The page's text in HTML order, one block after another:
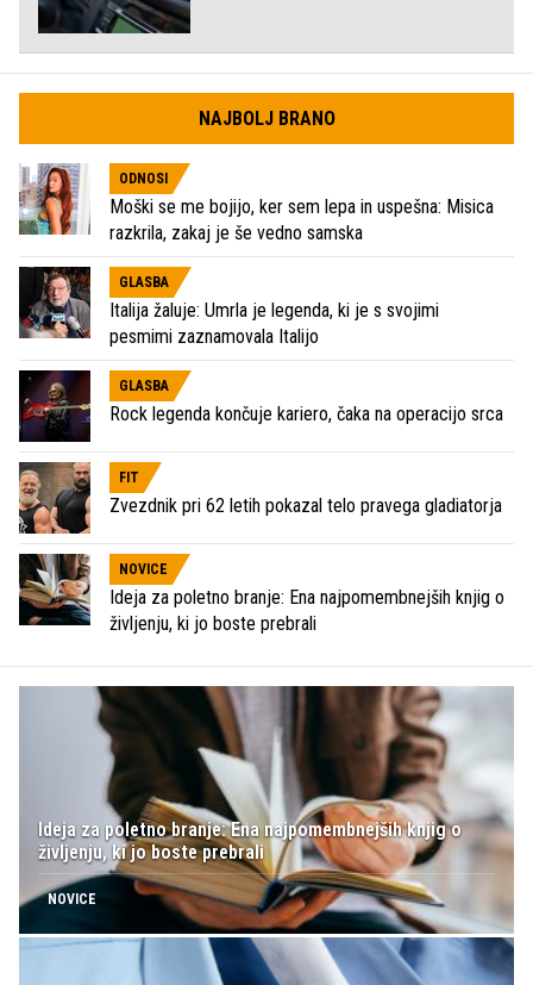
NAJBOLJ BRANO
ODNOSI
Moški se me bojijo, ker sem lepa in uspešna: Misica
razkrila, zakaj je še vedno samska
GLASBA
Italija žaluje: Umrla je legenda, ki je s svojimi
pesmimi zaznamovala Italijo
GLASBA
Rock legenda končuje kariero, čaka na operacijo srca
FIT
Zvezdnik pri 62 letih pokazal telo pravega gladiatorja
NOVICE
Ideja za poletno branje: Ena najpomembnejših knjig o
življenju, ki jo boste prebrali
Ideja za poletno branje: Ena najpomembnejših knjig o
življenju, ki jo boste prebrali
NOVICE